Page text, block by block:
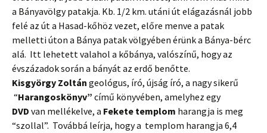
a Bányavölgy patakja. Kb. 1/2 km. utáni út elágazásnál jobb
felé az út a Hasad-kőhöz vezet, előre menve a patak
melletti úton a Bánya patak völgyében érünk a Bánya-bérc
alá. Itt lehetett valahol a kőbánya, valószínű, hogy az
évszázadok során a bányát az erdő benőtte.
Kisgyörgy Zoltán geológus, író, újság író, a nagy sikerű
“Harangoskönyv” című könyvében, amelyhez egy
DVD van mellékelve, a Fekete templom harangja is meg
“szollal”. Továbbá leírja, hogy a templom harangja 6,4